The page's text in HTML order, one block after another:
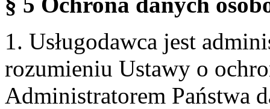
1. Usługodawca jest
rozumieniu Ustawy o
Administratorem Państwa